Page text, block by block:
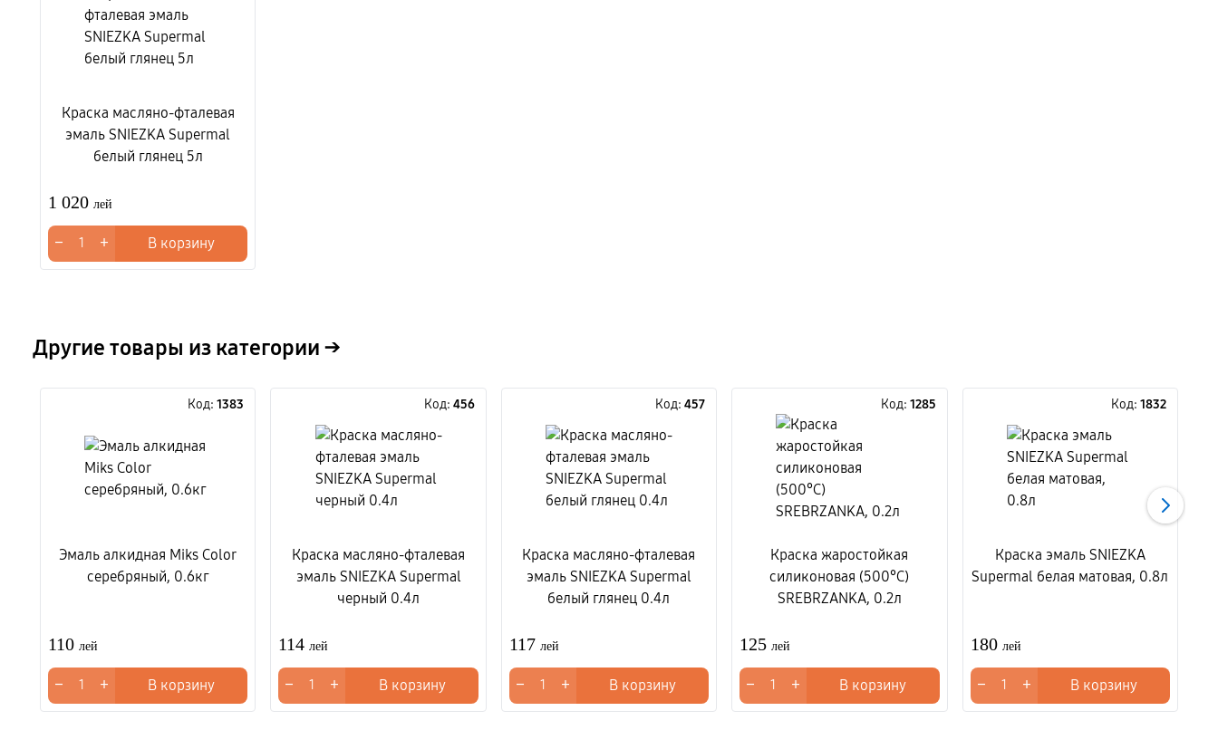
Краска масляно-фталевая
эмаль SNIEZKA Supermal
белый глянец 5л
1 020 лей
− + В корзину
Другие товары из категории →
Код:1383
Эмаль алкидная Miks Color
серебряный, 0.6кг
110 лей
− + В корзину
Код: 456
Краска масляно-фталевая
эмаль SNIEZKA Supermal
черный 0.4л
114лей
− + В корзину
Код:457
Краска масляно-фталевая
эмаль SNIEZKA Supermal
белый глянец 0.4л
117 лей
− + В корзину
Код: 1285
Краска жаростойкая
силиконовая (500°C)
SREBRZANKA, 0.2л
125лей
− + В корзину
Код: 1832
Краска эмаль SNIEZKA
Supermal белая матовая, 0.8л
180 лей
− + В корзину